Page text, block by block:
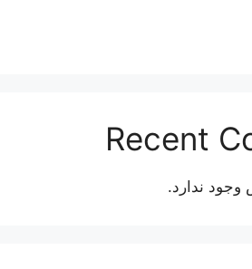
Recent
وجود ندارد.